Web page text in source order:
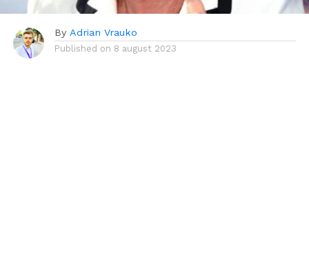
By Adrian Vrauko
Published on 8 august 2023